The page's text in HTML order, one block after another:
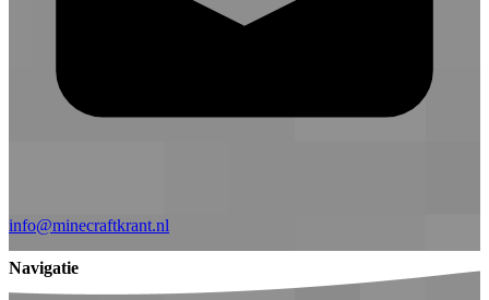
info@minecraftkrant.nl
Navigatie